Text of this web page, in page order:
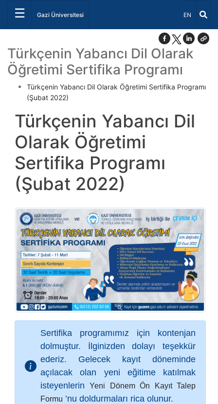
☰ Gazi Üniversitesi Dil Seçiniz
EN
Türkçenin Yabancı Dil Olarak
Öğretimi Sertifika Programı
Türkçenin Yabancı Dil Olarak Öğretimi Sertifika Programı
(Şubat 2022)
Türkçenin Yabancı Dil
Olarak Öğretimi
Sertifika Programı
(Şubat 2022)
Sertifika programımız için kontenjan
dolmuştur. İlginizden dolayı teşekkür
ederiz. Gelecek kayıt döneminde
açılacak olan yeni eğitime katılmak
isteyenlerinYeni Dönem Ön Kayıt Talep
Formu ’nu doldurmaları rica olunur.